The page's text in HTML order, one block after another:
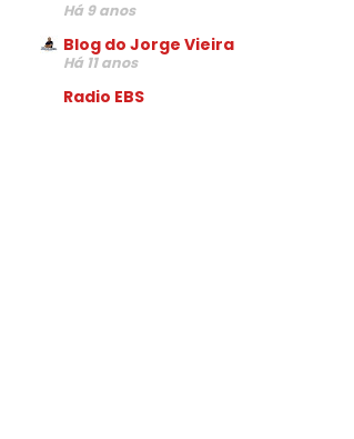
Há 9 anos
Blog do Jorge Vieira
Há 11 anos
Radio EBS